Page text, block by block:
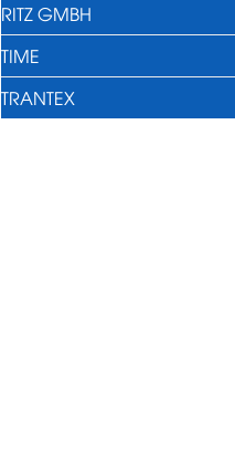
RITZ GMBH
TIME
TRANTEX